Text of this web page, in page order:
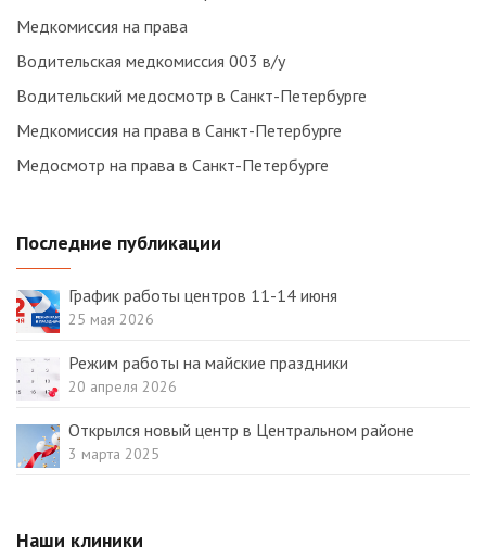
Медкомиссия на права
Водительская медкомиссия 003 в/у
Водительский медосмотр в Санкт-Петербурге
Медкомиссия на права в Санкт-Петербурге
Медосмотр на права в Санкт-Петербурге
Последние публикации
График работы центров 11-14 июня
25 мая 2026
Режим работы на майские праздники
20 апреля 2026
Открылся новый центр в Центральном районе
3 марта 2025
Наши клиники